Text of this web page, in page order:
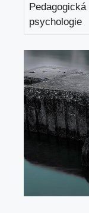
Pedagogická
psychologie